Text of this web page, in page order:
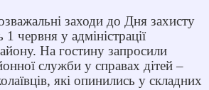
заходи до Дня захисту
1 червня у адміністрації
На гостину запросили
служби у справах дітей –
які опинились у складних